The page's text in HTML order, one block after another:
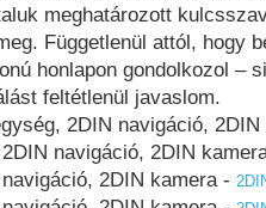
meghatározott
Függetlenül attól, hogy
honlapon gondolkozol –
feltétlenül javaslom.
2DIN navigáció,
navigáció, 2DIN
2DIN kamera -